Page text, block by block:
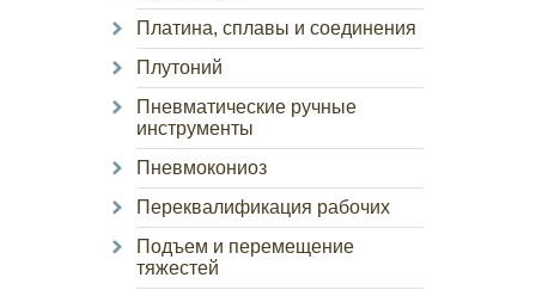
Платина, сплавы и соединения
Плутоний
Пневматические ручные
инструменты
Пневмокониоз
Переквалификация рабочих
Подъем и перемещение
тяжестей